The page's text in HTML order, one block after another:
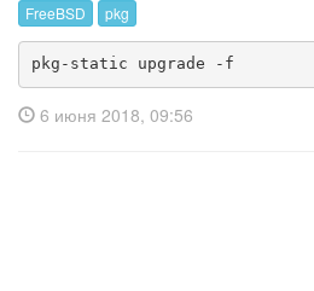
FreeBSD pkg
pkg-static upgrade -f
6 июня 2018, 09:56